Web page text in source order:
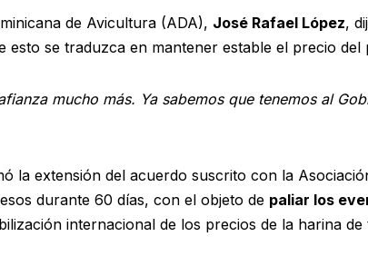
de Avicultura (ADA), José Rafael López,
esto se traduzca en mantener estable el precio
mucho más. Ya sabemos que tenemos al
la extensión del acuerdo suscrito con la
durante 60 días, con el objeto de paliar los
internacional de los precios de la harina de